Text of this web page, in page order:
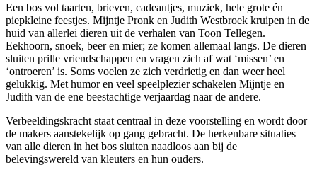
Een bos vol taarten, brieven, cadeautjes, muziek, hele grote én
piepkleine feestjes. Mijntje Pronk en Judith Westbroek kruipen in de
huid van allerlei dieren uit de verhalen van Toon Tellegen.
Eekhoorn, snoek, beer en mier; ze komen allemaal langs. De dieren
sluiten prille vriendschappen en vragen zich af wat ‘missen’ en
‘ontroeren’ is. Soms voelen ze zich verdrietig en dan weer heel
gelukkig. Met humor en veel speelplezier schakelen Mijntje en
Judith van de ene beestachtige verjaardag naar de andere.
Verbeeldingskracht staat centraal in deze voorstelling en wordt door
de makers aanstekelijk op gang gebracht. De herkenbare situaties
van alle dieren in het bos sluiten naadloos aan bij de
belevingswereld van kleuters en hun ouders.